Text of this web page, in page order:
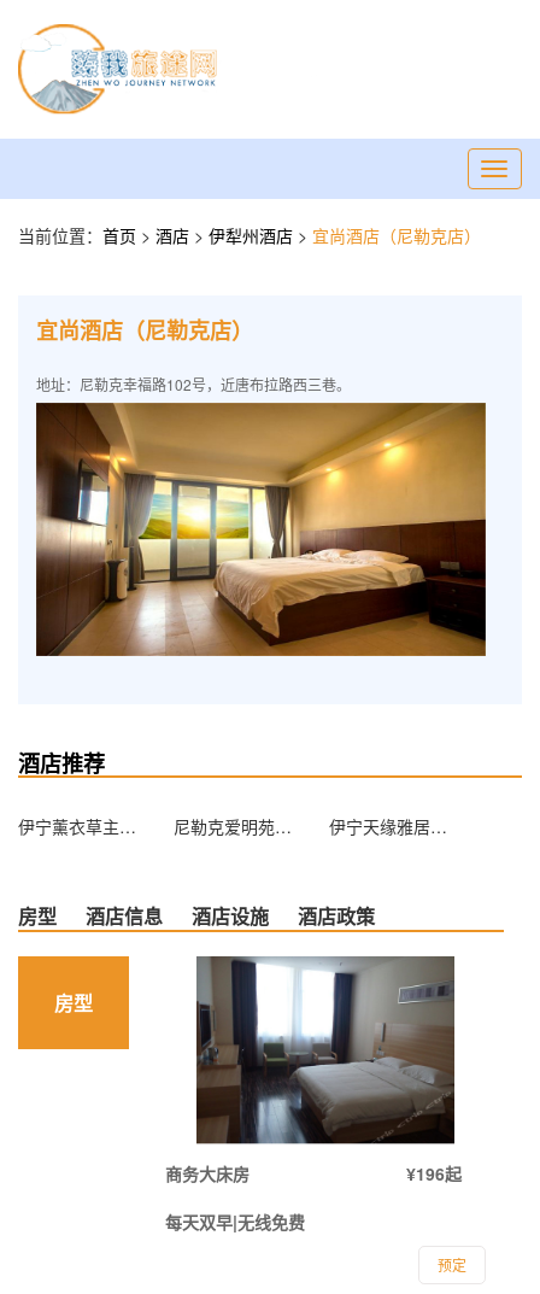
当前位置： 首页 > 酒店 > 伊犁州酒店 > 宜尚酒店（尼勒克店）
宜尚酒店（尼勒克店）
地址：尼勒克幸福路102号，近唐布拉路西三巷。
酒店推荐
伊宁薰衣草主题酒店 尼勒克爱明苑宾馆 伊宁天缘雅居酒店
房型 酒店信息 酒店设施 酒店政策
房型
商务大床房
¥196起
每天双早|无线免费
预定